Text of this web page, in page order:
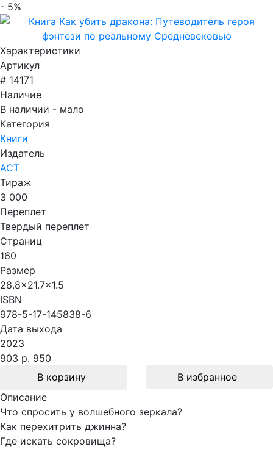
- 5%
Характеристики
Артикул
# 14171
Наличие
В наличии - мало
Категория
Книги
Издатель
АСТ
Тираж
3 000
Переплет
Твердый переплет
Страниц
160
Размер
28.8x21.7x1.5
ISBN
978-5-17-145838-6
Дата выхода
2023
903 р. 950
В корзину
В избранное
Описание
Что спросить у волшебного зеркала?
Как перехитрить джинна?
Где искать сокровища?